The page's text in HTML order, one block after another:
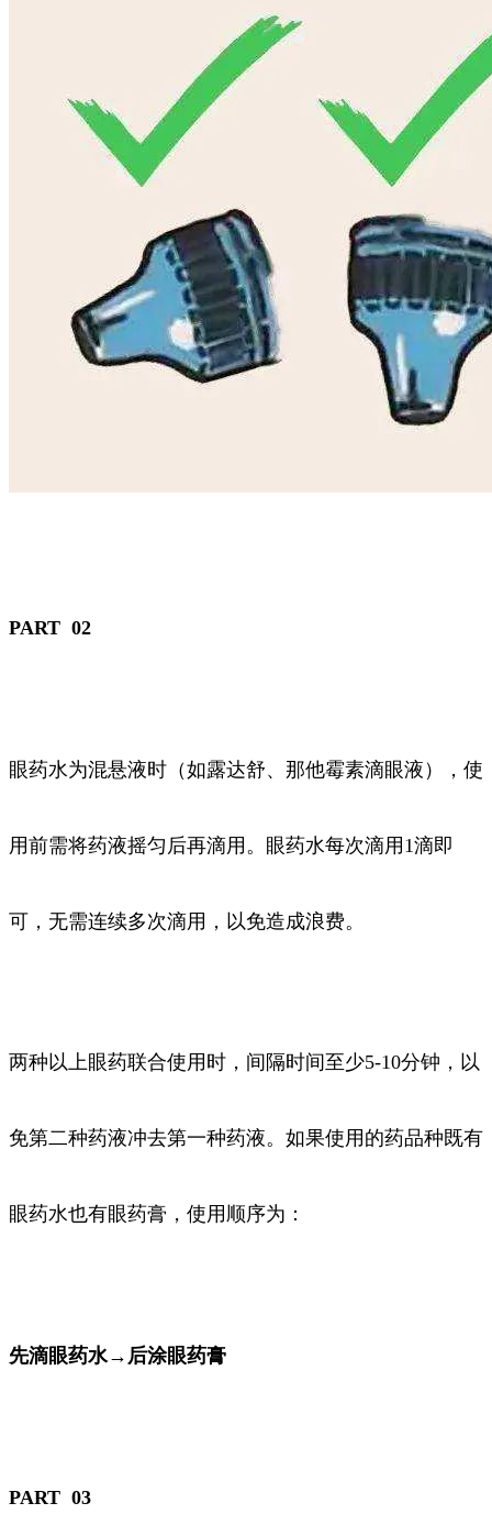
PART 02
眼药水为混悬液时（如露达舒、那他霉素滴眼液），使
用前需将药液摇匀后再滴用。眼药水每次滴用1滴即
可，无需连续多次滴用，以免造成浪费。
两种以上眼药联合使用时，间隔时间至少5-10分钟，以
免第二种药液冲去第一种药液。如果使用的药品种既有
眼药水也有眼药膏，使用顺序为：
先滴眼药水→后涂眼药膏
PART 03